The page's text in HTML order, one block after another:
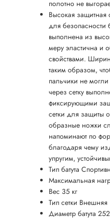
полотно не
Высокая защитная
для безопасности
выполнена из
меру эластична и
свойствами.
таким образом,
пальчики не
через сетку
фиксирующими
сетки для защиты
образные ножки
напоминают по
благодаря чему
упругим,
Тип батута
Максимальная
Вес 35 кг
Тип сетки Внешняя
Диаметр батута